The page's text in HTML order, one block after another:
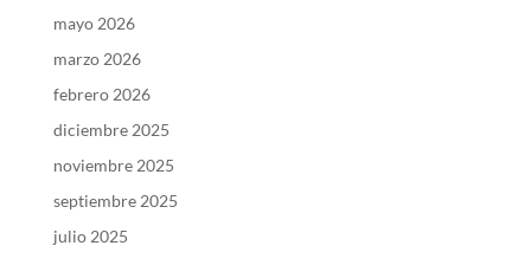
mayo 2026
marzo 2026
febrero 2026
diciembre 2025
noviembre 2025
septiembre 2025
julio 2025